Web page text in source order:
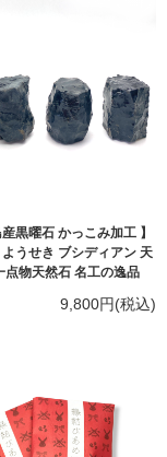
産黒曜石 かっこみ加工 】
うせき ブシディアン 天
点物天然石 名工の逸品
9,800円(税込)